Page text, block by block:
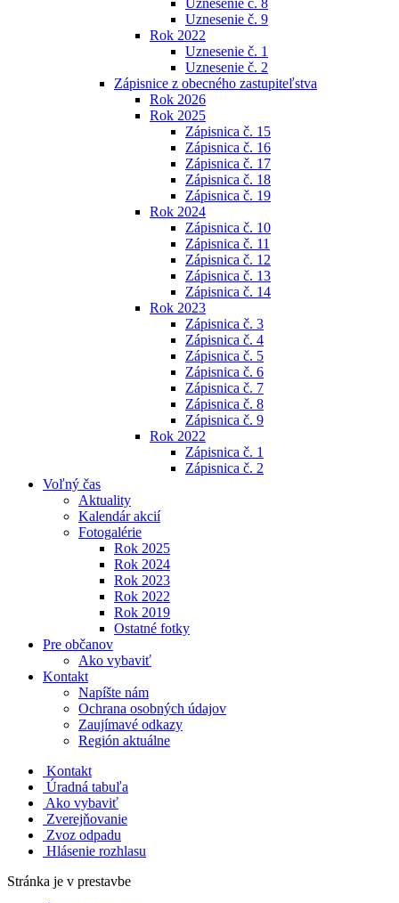
Uznesenie č. 8
Uznesenie č. 9
Rok 2022
Uznesenie č. 1
Uznesenie č. 2
Zápisnice z obecného zastupiteľstva
Rok 2026
Rok 2025
Zápisnica č. 15
Zápisnica č. 16
Zápisnica č. 17
Zápisnica č. 18
Zápisnica č. 19
Rok 2024
Zápisnica č. 10
Zápisnica č. 11
Zápisnica č. 12
Zápisnica č. 13
Zápisnica č. 14
Rok 2023
Zápisnica č. 3
Zápisnica č. 4
Zápisnica č. 5
Zápisnica č. 6
Zápisnica č. 7
Zápisnica č. 8
Zápisnica č. 9
Rok 2022
Zápisnica č. 1
Zápisnica č. 2
Voľný čas
Aktuality
Kalendár akcií
Fotogalérie
Rok 2025
Rok 2024
Rok 2023
Rok 2022
Rok 2019
Ostatné fotky
Pre občanov
Ako vybaviť
Kontakt
Napíšte nám
Ochrana osobných údajov
Zaujímavé odkazy
Región aktuálne
Kontakt
Úradná tabuľa
Ako vybaviť
Zverejňovanie
Zvoz odpadu
Hlásenie rozhlasu
Stránka je v prestavbe